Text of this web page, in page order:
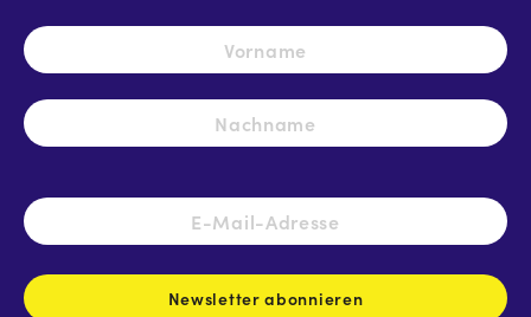
Name *
E-
Mail-
Newsletter abonnieren